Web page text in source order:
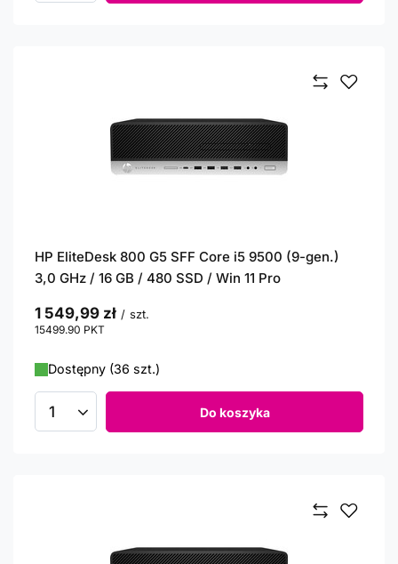
HP EliteDesk 800 G5 SFF Core i5 9500 (9-gen.)
3,0 GHz / 16 GB / 480 SSD / Win 11 Pro
1 549,99 zł / szt.
15499.90 PKT
Dostępny (36 szt.)
Ilość produktów Do koszyka